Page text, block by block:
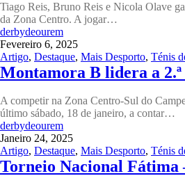
Tiago Reis, Bruno Reis e Nicola Olave
da Zona Centro. A jogar…
derbydeourem
Fevereiro 6, 2025
Artigo, Destaque, Mais Desporto, Ténis
Montamora B lidera a
A competir na Zona Centro-Sul do
último sábado, 18 de janeiro, a contar…
derbydeourem
Janeiro 24, 2025
Artigo, Destaque, Mais Desporto, Ténis
Torneio Nacional Fátima